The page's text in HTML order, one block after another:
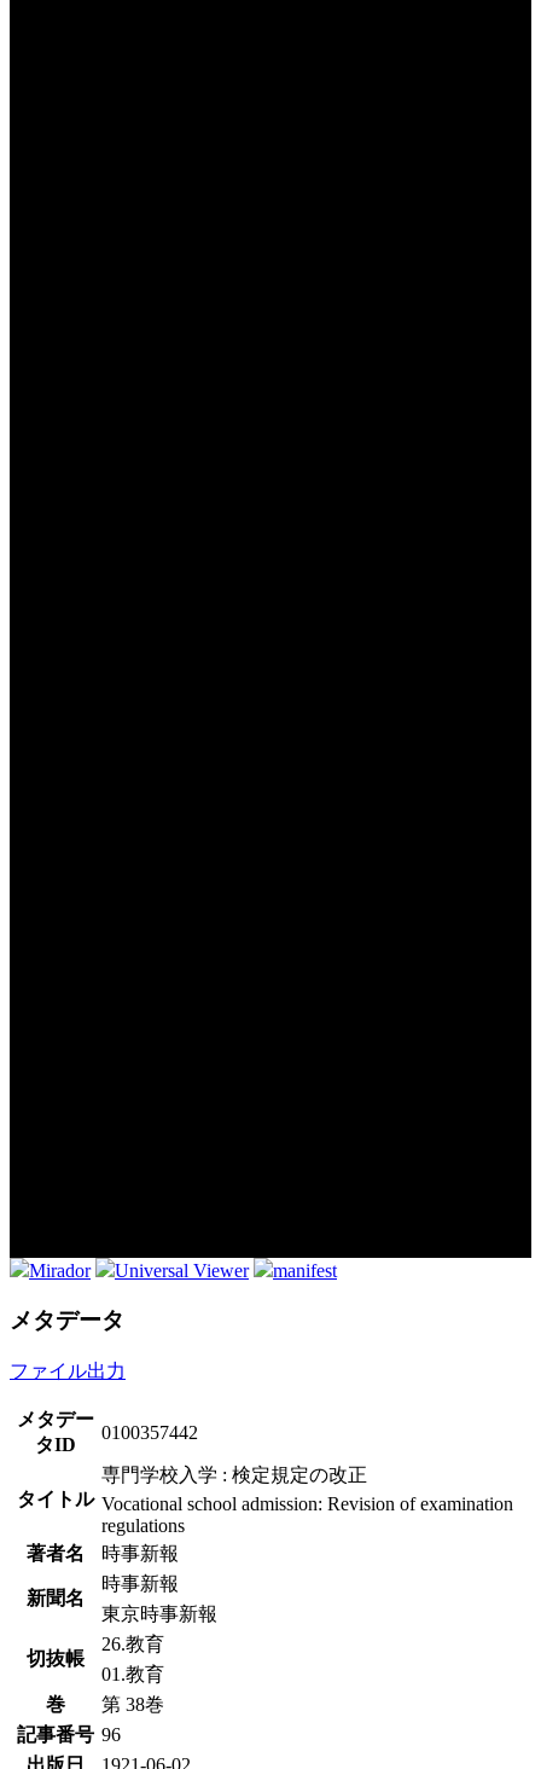
Mirador Universal Viewer manifest
メタデータ
ファイル出力
メタデー
タID
0100357442
タイトル
専門学校入学 : 検定規定の改正
Vocational school admission: Revision of examination
regulations
著者名
時事新報
新聞名
時事新報
東京時事新報
切抜帳
26.教育
01.教育
巻
第 38巻
記事番号 96
出版日
1921-06-02